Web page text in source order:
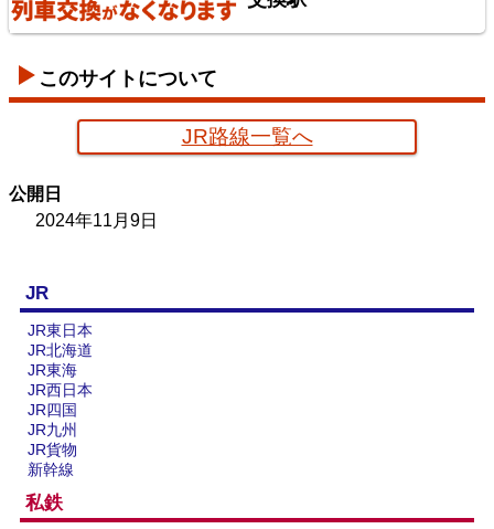
楽天市場 書泉
このサイトについて
JR路線一覧へ
公開日
2024年11月9日
JR
JR東日本
JR北海道
JR東海
JR西日本
JR四国
JR九州
JR貨物
新幹線
私鉄